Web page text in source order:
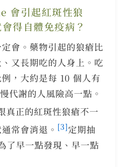
引起紅斑性狼
得自體免疫病？
會。藥物引起的狼瘡比
又長期吃的人身上。吃
，大約是每 10 個人有
代謝的人風險高一點。
真正的紅斑性狼瘡不一
常會消退。 [3]定期抽
了早一點發現、早一點